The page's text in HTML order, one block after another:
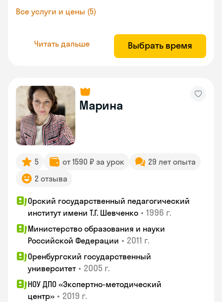
Все услуги и цены (5)
Читать дальше Выбрать время
Марина
5 от 1590 ₽ за урок
29 лет опыта
2 отзыва
Орский государственный педагогический
институт имени Т.Г. Шевченко • 1996 г.
Министерство образования и науки
Российской Федерации • 2011 г.
Оренбургский государственный
университет • 2005 г.
НОУ ДПО «Экспертно-методический
центр» • 2019 г.